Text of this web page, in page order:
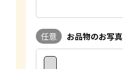
任意 お品物のお写真